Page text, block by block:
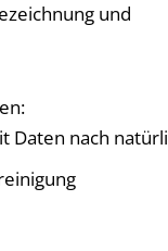
und
Daten nach